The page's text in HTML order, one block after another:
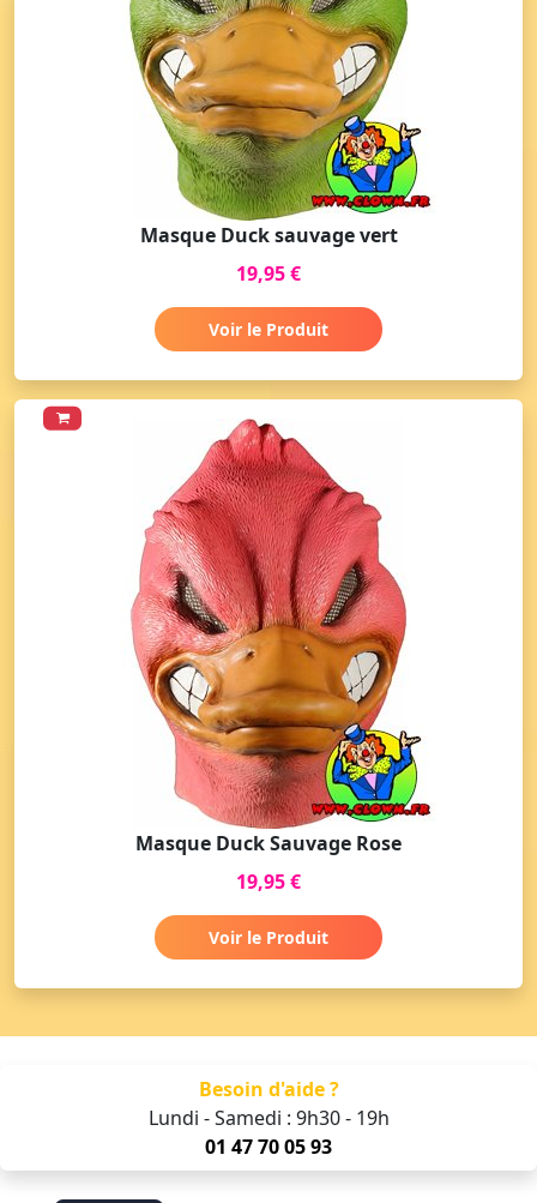
Masque Duck sauvage vert
19,95 €
Voir le Produit
Masque Duck Sauvage Rose
19,95 €
Voir le Produit
Besoin d'aide ?
Lundi - Samedi : 9h30 - 19h
01 47 70 05 93